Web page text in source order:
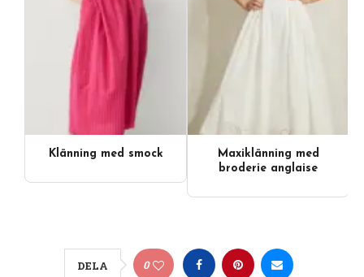
Klänning med smock
Maxiklänning med
broderie anglaise
DELA 0